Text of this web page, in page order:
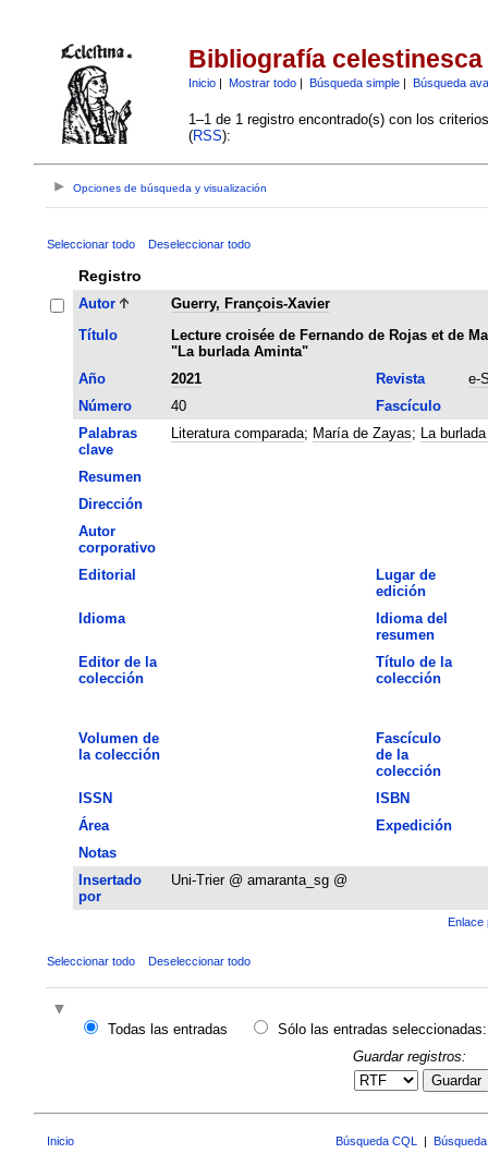
Bibliografía celestinesca
Inicio| Mostrar todo| Búsqueda simple| Búsqueda
1–1 de 1 registro encontrado(s) con los
(RSS):
Opciones de búsqueda y visualización
Seleccionar todo Deseleccionar todo
Registro
Autor
Guerry, François-Xavier
Título
Lecture croisée de Fernando de Rojas et de
"La burlada Aminta"
Año
2021 Revista
e-
Número
40
Fascículo
Palabras
clave
Literatura comparada; María de Zayas; La
Resumen
Dirección
Autor
corporativo
Editorial
Lugar de
edición
Idioma
Idioma del
resumen
Editor de la
colección
Título de la
colección
Volumen de
la colección
Fascículo
de la
colección
ISSN
ISBN
Área
Expedición
Notas
Insertado
por
Uni-Trier @ amaranta_sg @
Enlace
Seleccionar todo Deseleccionar todo
Todas las entradas
Sólo las entradas seleccionadas:
Guardar registros:
Guardar
Inicio Búsqueda CQL